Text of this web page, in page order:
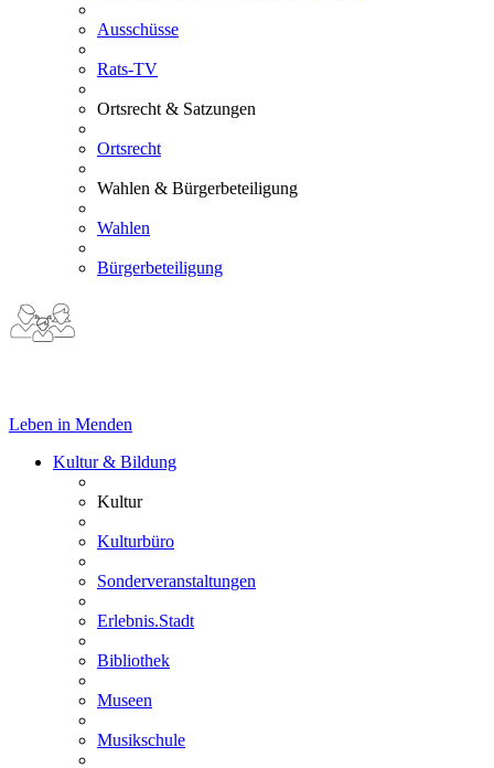
Ausschüsse
Rats-TV
Ortsrecht & Satzungen
Ortsrecht
Wahlen & Bürgerbeteiligung
Wahlen
Bürgerbeteiligung
Leben in Menden
Kultur & Bildung
Kultur
Kulturbüro
Sonderveranstaltungen
Erlebnis.Stadt
Bibliothek
Museen
Musikschule